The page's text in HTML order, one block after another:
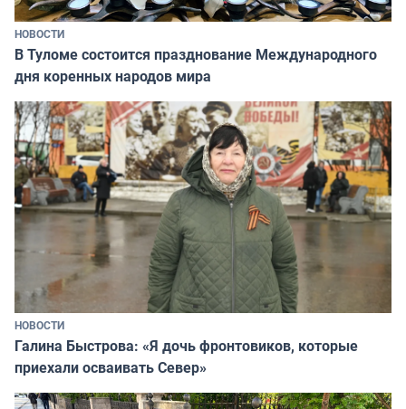
НОВОСТИ
В Туломе состоится празднование Международного
дня коренных народов мира
НОВОСТИ
Галина Быстрова: «Я дочь фронтовиков, которые
приехали осваивать Север»